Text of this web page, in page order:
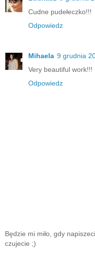
Cudne pudełeczko!!!
Odpowiedz
Mihaela 9 grudnia
Very beautiful work!!!
Odpowiedz
Będzie mi miło, gdy
czujecie ;)